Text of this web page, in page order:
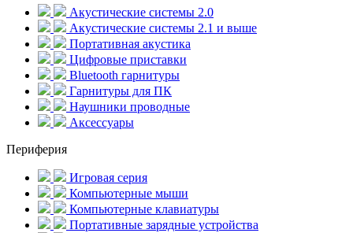
Акустические системы 2.0
Акустические системы 2.1 и выше
Портативная акустика
Цифровые приставки
Bluetooth гарнитуры
Гарнитуры для ПК
Наушники проводные
Аксессуары
Периферия
Игровая серия
Компьютерные мыши
Компьютерные клавиатуры
Портативные зарядные устройства